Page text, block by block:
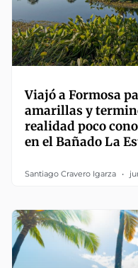
Viajó a Formosa
amarillas y
realidad poco
en el Bañado La
Santiago Cravero Igarza